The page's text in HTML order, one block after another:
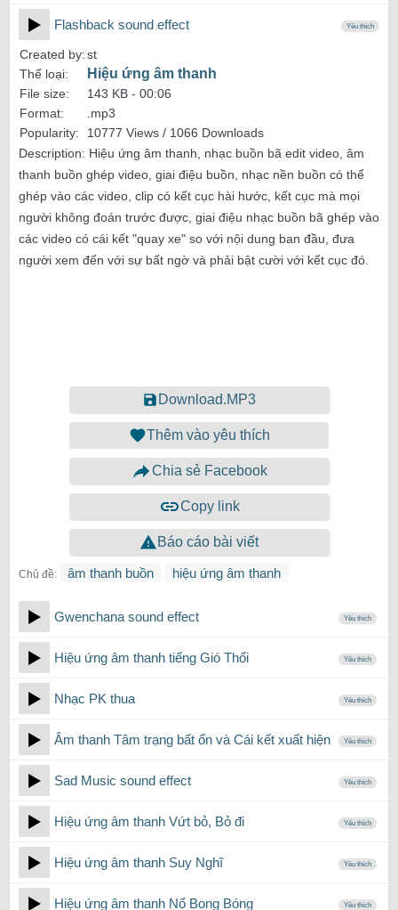
Flashback sound effect Yêu thích
Created by:st
Thể loại:
Hiệu ứng âm thanh
File size: 143 KB - 00:06
Format:
.mp3
Popularity:
10777 Views / 1066 Downloads
Description: Hiệu ứng âm thanh, nhạc buồn bã edit video, âm
thanh buồn ghép video, giai điệu buồn, nhạc nền buồn có thể
ghép vào các video, clip có kết cục hài hước, kết cục mà mọi
người không đoán trước được, giai điệu nhạc buồn bã ghép vào
các video có cái kết "quay xe" so với nội dung ban đầu, đưa
người xem đến với sự bất ngờ và phải bật cười với kết cục đó.
Download.MP3
Thêm vào yêu thích
Chia sẻ Facebook
Copy link
Báo cáo bài viết
Chủ đề: âm thanh buồn hiệu ứng âm thanh
Gwenchana sound effect Yêu thích
Hiệu ứng âm thanh tiếng Gió Thổi Yêu thích
Nhạc PK thua Yêu thích
Âm thanh Tâm trạng bất ổn và Cái kết xuất hiện Yêu thích
Sad Music sound effect Yêu thích
Hiệu ứng âm thanh Vứt bỏ, Bỏ đi Yêu thích
Hiệu ứng âm thanh Suy Nghĩ Yêu thích
Hiệu ứng âm thanh Nổ Bong Bóng Yêu thích